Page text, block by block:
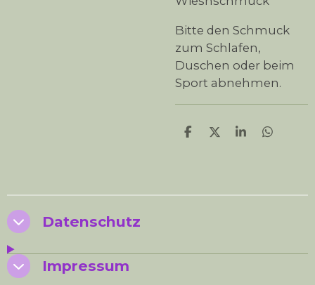
Bitte den Schmuck
zum Schlafen,
Duschen oder beim
Sport abnehmen.
T
n
T
n
T
n
T
n
Datenschutz
Impressum